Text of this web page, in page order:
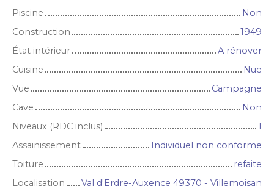
Piscine
Non
Construction
1949
État intérieur
A rénover
Cuisine
Nue
Vue
Campagne
Cave
Non
Niveaux (RDC inclus)
1
Assainissement
Individuel non conforme
Toiture
refaite
Localisation
Val d'Erdre-Auxence 49370 - Villemoisan